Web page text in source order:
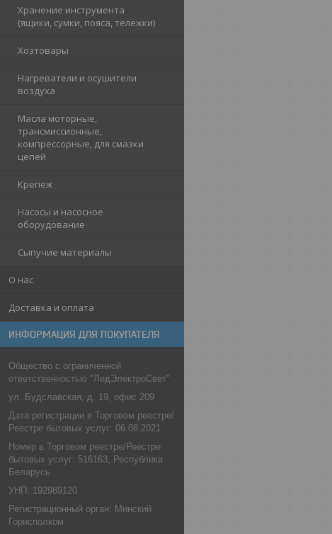
Хранение инструмента
(ящики, сумки, пояса, тележки)
Хозтовары
Нагреватели и осушители
воздуха
Масла моторные,
трансмиссионные,
компрессорные, для смазки
цепей
Крепеж
Насосы и насосное
оборудование
Сыпучие материалы
О нас
Доставка и оплата
ИНФОРМАЦИЯ ДЛЯ ПОКУПАТЕЛЯ
Общество с ограниченной
ответственностью "ЛедЭлектроСвет"
ул. Будславская, д. 19, офис 209
Дата регистрации в Торговом реестре/
Реестре бытовых услуг: 06.08.2021
Номер в Торговом реестре/Реестре
бытовых услуг: 516163, Республика
Беларусь
УНП: 192989120
Регистрационный орган: Минский
Горисполком